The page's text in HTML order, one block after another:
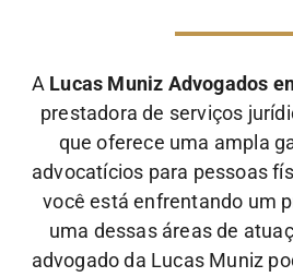
A Lucas Muniz Advogados
prestadora de serviços
que oferece uma ampla
advocatícios para pessoas
você está enfrentando um
uma dessas áreas de
advogado da Lucas Muniz